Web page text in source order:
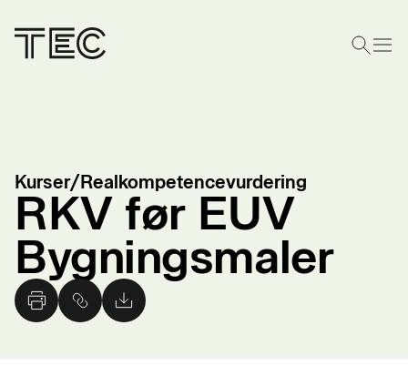
Kurser/Realkompetencevurdering
RKV før EUV
Bygningsmaler